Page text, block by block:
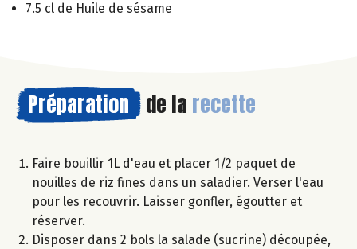
7.5 cl de Huile de sésame
Préparation de la recette
Faire bouillir 1L d'eau et placer 1/2 paquet de
nouilles de riz fines dans un saladier. Verser l'eau
pour les recouvrir. Laisser gonfler, égoutter et
réserver.
Disposer dans 2 bols la salade (sucrine) découpée,